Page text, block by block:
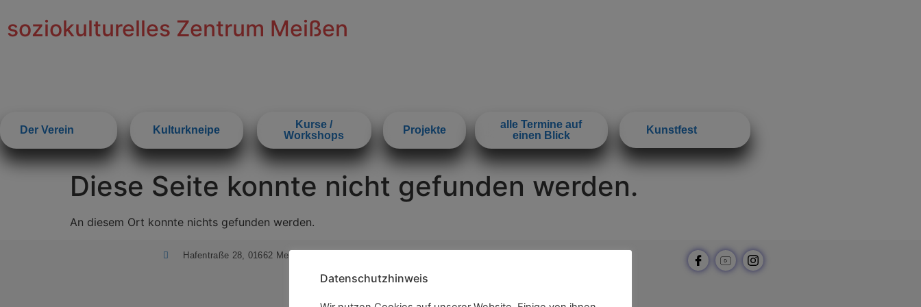
soziokulturelles Zentrum Meißen
Der Verein Kulturkneipe
Kurse /
Workshops
Projekte
alle Termine auf
einen Blick
Kunstfest
Diese Seite konnte nicht gefunden werden.
An diesem Ort konnte nichts gefunden werden.
Hafentraße 28, 01662 Meißen kultur@hafenstrasse-meissen.de
Datenschutzhinweis